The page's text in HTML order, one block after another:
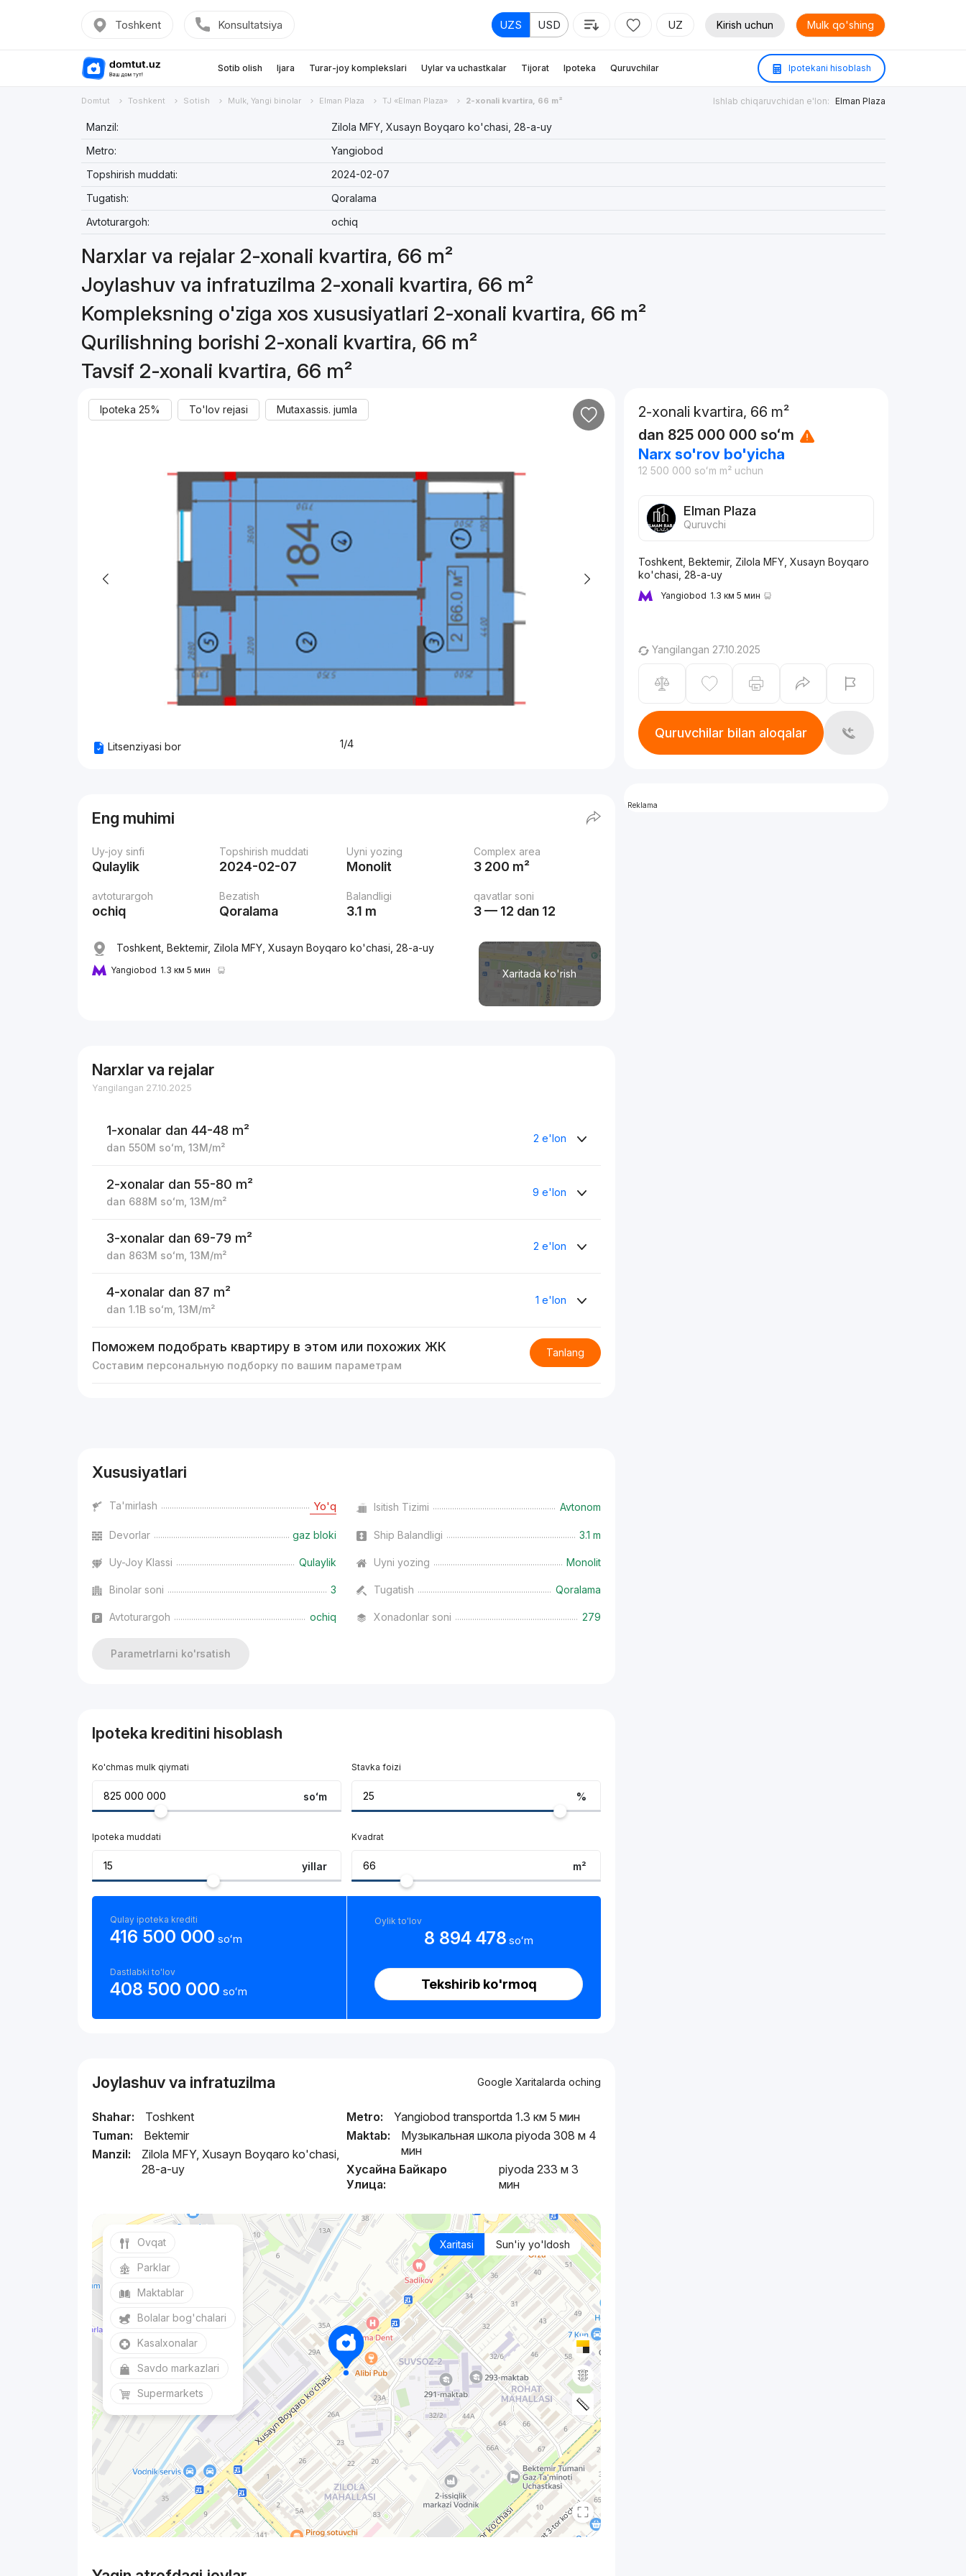
Toshkent Konsultatsiya UZS USD UZ Kirish uchun Mulk qo'shing
Sotib olish Ijara Turar-joy komplekslari Uylar va uchastkalar Tijorat Ipoteka Quruvchilar Ipotekani hisoblash
Domtut Toshkent Sotish Mulk, Yangi binolar Elman Plaza TJ «Elman Plaza» 2-xonali kvartira, 66 m² Ishlab chiqaruvchidan e'lon: Elman Plaza
Manzil:
Zilola MFY, Xusayn Boyqaro ko'chasi, 28-a-uy
Metro:
Yangiobod
Topshirish muddati:
2024-02-07
Tugatish:
Qoralama
Avtoturargoh:
ochiq
Narxlar va rejalar 2-xonali kvartira, 66 m²
Joylashuv va infratuzilma 2-xonali kvartira, 66 m²
Kompleksning o'ziga xos xususiyatlari 2-xonali kvartira, 66 m²
Qurilishning borishi 2-xonali kvartira, 66 m²
Tavsif 2-xonali kvartira, 66 m²
Ipoteka 25% To'lov rejasi Mutaxassis. jumla
1/4
Litsenziyasi bor
Eng muhimi
Uy-joy sinfi
Qulaylik
Topshirish muddati
2024-02-07
Uyni yozing
Monolit
Complex area
3 200 m²
avtoturargoh
ochiq
Bezatish
Qoralama
Balandligi
3.1 m
qavatlar soni
3 — 12 dan 12
Xaritada ko'rish
Toshkent, Bektemir, Zilola MFY, Xusayn Boyqaro ko'chasi, 28-a-uy
Yangiobod 1.3 км 5 мин
Narxlar va rejalar
Yangilangan 27.10.2025
1-xonalar dan 44-48 m²
dan550M soʻm ,13M/m²
2 e'lon
2-xonalar dan 55-80 m²
dan 688M soʻm ,13M/m²
9 e'lon
3-xonalar dan 69-79 m²
dan 863M soʻm ,13M/m²
2 e'lon
4-xonalar dan 87 m²
dan1.1B soʻm ,13M/m²
1 e'lon
Поможем подобрать квартиру в этом или похожих ЖК
Составим персональную подборку по вашим параметрам
Tanlang
Xususiyatlari
Ta'mirlash Yo'q Isitish Tizimi Avtonom
Devorlar gaz bloki Ship Balandligi 3.1 m
Uy-Joy Klassi Qulaylik Uyni yozing Monolit
Binolar soni 3 Tugatish Qoralama
Avtoturargoh ochiq Xonadonlar soni 279
Parametrlarni ko'rsatish
Ipoteka kreditini hisoblash
Ko'chmas mulk qiymati
soʻm
Ipoteka muddati
yillar
Stavka foizi
%
Kvadrat
m²
Qulay ipoteka krediti
416 500 000 soʻm
Dastlabki to'lov
408 500 000 soʻm
Oylik to'lov
8 894 478 soʻm
Tekshirib ko'rmoq
Joylashuv va infratuzilma Google Xaritalarda oching
Shahar:
Toshkent
Tuman:
Bektemir
Manzil:
Zilola MFY, Xusayn Boyqaro ko'chasi,
28-a-uy
Metro:
Yangiobod transportda 1.3 км 5 мин
Maktab:
Музыкальная школа piyoda 308 м 4
мин
Хусайна Байкаро
Улица:
piyoda 233 м 3
мин
Xaritasi Sun'iy yo'ldosh
Ovqat
Parklar
Maktablar
Bolalar bog'chalari
Kasalxonalar
Savdo markazlari
Supermarkets
2-xonali kvartira, 66 m²
dan 825 000 000 soʻm
Narx so'rov bo'yicha
12 500 000 soʻm m² uchun
Elman Plaza
Quruvchi
Toshkent, Bektemir, Zilola MFY, Xusayn Boyqaro
ko'chasi, 28-a-uy
Yangiobod 1.3 км 5 мин
Yangilangan 27.10.2025
Quruvchilar bilan aloqalar
Reklama